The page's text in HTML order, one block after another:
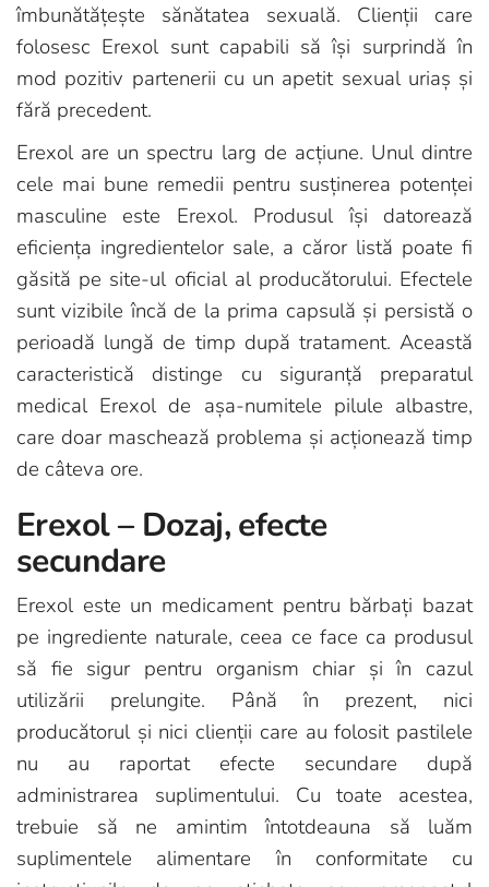
îmbunătățește sănătatea sexuală. Clienții care
folosesc Erexol sunt capabili să își surprindă în
mod pozitiv partenerii cu un apetit sexual uriaș și
fără precedent.
Erexol are un spectru larg de acțiune. Unul dintre
cele mai bune remedii pentru susținerea potenței
masculine este Erexol. Produsul își datorează
eficiența ingredientelor sale, a căror listă poate fi
găsită pe site-ul oficial al producătorului. Efectele
sunt vizibile încă de la prima capsulă și persistă o
perioadă lungă de timp după tratament. Această
caracteristică distinge cu siguranță preparatul
medical Erexol de așa-numitele pilule albastre,
care doar maschează problema și acționează timp
de câteva ore.
Erexol – Dozaj, efecte
secundare
Erexol este un medicament pentru bărbați bazat
pe ingrediente naturale, ceea ce face ca produsul
să fie sigur pentru organism chiar și în cazul
utilizării prelungite. Până în prezent, nici
producătorul și nici clienții care au folosit pastilele
nu au raportat efecte secundare după
administrarea suplimentului. Cu toate acestea,
trebuie să ne amintim întotdeauna să luăm
suplimentele alimentare în conformitate cu